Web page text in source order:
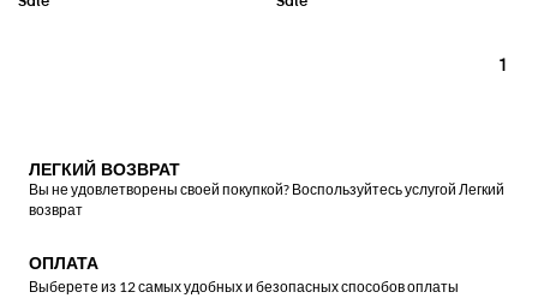
1
ЛЕГКИЙ ВОЗВРАТ
Вы не удовлетворены своей покупкой? Воспользуйтесь услугой Легкий
возврат
ОПЛАТА
Выберете из 12 самых удобных и безопасных способов оплаты